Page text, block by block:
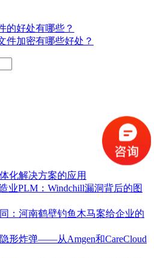
的好处有哪些？
件加密有哪些好处？
化解决方案的应用
业PLM：Windchill漏洞背后的图
：河南鹤壁钓鱼木马案给企业的
形炸弹——从Amgen和CareCloud